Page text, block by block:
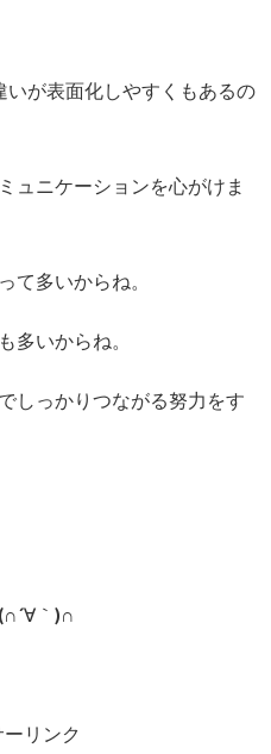
が表面化しやすくもあるの
ュニケーションを心がけま
て多いからね。
多いからね。
しっかりつながる努力をす
｀)∩
リンク